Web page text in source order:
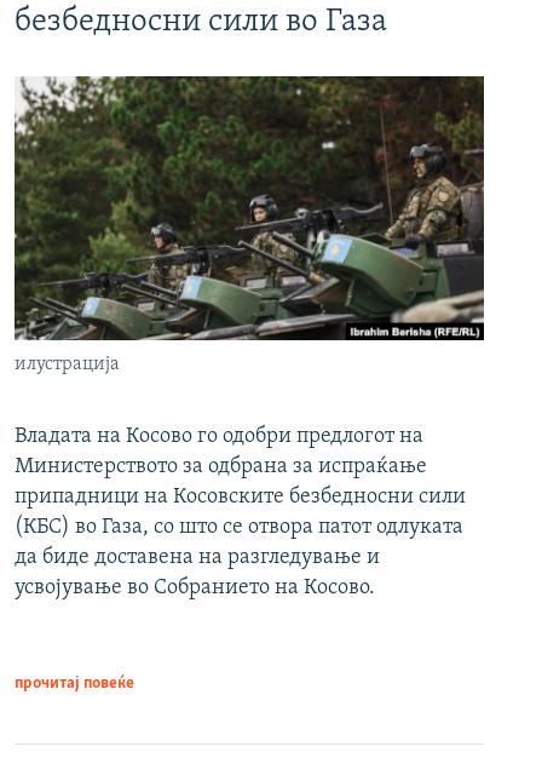
безбедносни сили во Газа
илустрација
Владата на Косово го одобри предлогот на
Министерството за одбрана за испраќање
припадници на Косовските безбедносни сили
(КБС) во Газа, со што се отвора патот одлуката
да биде доставена на разгледување и
усвојување во Собранието на Косово.
прочитај повеќе